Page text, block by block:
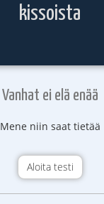
kissoista
Vanhat ei elä enää
Mene niin saat tietää
Aloita testi